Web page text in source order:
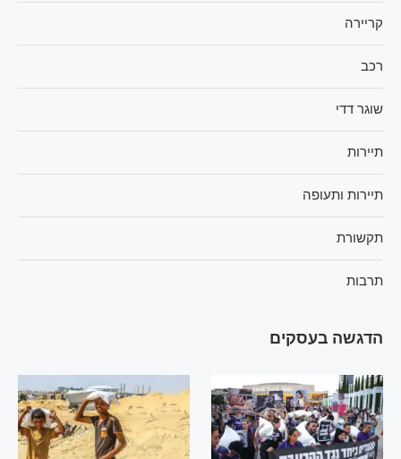
קריירה
רכב
שוגר דדי
תיירות
תיירות ותעופה
תקשורת
תרבות
הדגשה בעסקים